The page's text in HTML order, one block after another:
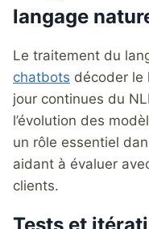
langage
Le traitement du
chatbots décoder le
jour continues du
l’évolution des
un rôle essentiel
aidant à évaluer
clients.